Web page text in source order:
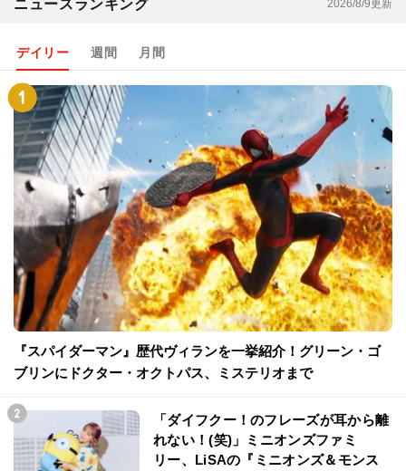
ニュースランキング 2026/8/9更新
デイリー 週間 月間
『スパイダーマン』歴代ヴィランを一挙紹介！グリーン・ゴ
ブリンにドクター・オクトパス、ミステリオまで
「ダイフクー！のフレーズが耳から離
れない！(笑)」ミニオンズファミ
リー、LiSAの『ミニオンズ＆モンス